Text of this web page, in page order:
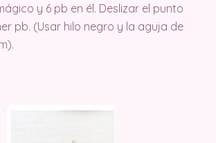
y 6 pb en él. Deslizar el punto
pb. (Usar hilo negro y la aguja de